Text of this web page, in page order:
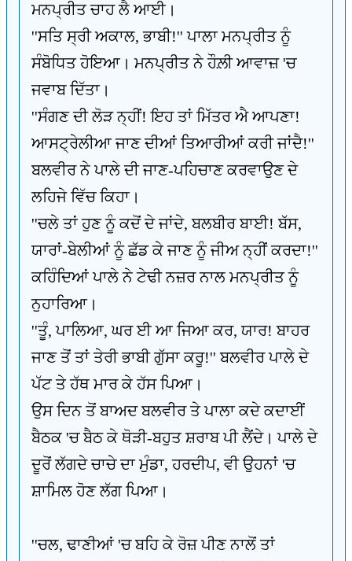
ਮਨਪ੍ਰੀਤ ਚਾਹ ਲੈ ਆਈ।
''ਸਤਿ ਸ੍ਰੀ ਅਕਾਲ, ਭਾਬੀ!'' ਪਾਲਾ ਮਨਪ੍ਰੀਤ ਨੂੰ
ਸੰਬੋਧਿਤ ਹੋਇਆ। ਮਨਪ੍ਰੀਤ ਨੇ ਹੌਲ਼ੀ ਆਵਾਜ਼ 'ਚ
ਜਵਾਬ ਦਿੱਤਾ।
''ਸੰਗਣ ਦੀ ਲੋੜ ਨ੍ਹੀਂ! ਇਹ ਤਾਂ ਮਿੱਤਰ ਐ ਆਪਣਾ!
ਆਸਟ੍ਰੇਲੀਆ ਜਾਣ ਦੀਆਂ ਤਿਆਰੀਆਂ ਕਰੀ ਜਾਂਦੈ!''
ਬਲਵੀਰ ਨੇ ਪਾਲੇ ਦੀ ਜਾਣ-ਪਹਿਚਾਣ ਕਰਵਾਉਣ ਦੇ
ਲਹਿਜੇ ਵਿੱਚ ਕਿਹਾ।
''ਚਲੇ ਤਾਂ ਹੁਣ ਨੂੰ ਕਦੋਂ ਦੇ ਜਾਂਦੇ, ਬਲਬੀਰ ਬਾਈ! ਬੱਸ,
ਯਾਰਾਂ-ਬੇਲੀਆਂ ਨੂੰ ਛੱਡ ਕੇ ਜਾਣ ਨੂੰ ਜੀਅ ਨ੍ਹੀਂ ਕਰਦਾ!''
ਕਹਿੰਦਿਆਂ ਪਾਲੇ ਨੇ ਟੇਢੀ ਨਜ਼ਰ ਨਾਲ ਮਨਪ੍ਰੀਤ ਨੂੰ
ਨੁਹਾਰਿਆ।
''ਤੂੰ, ਪਾਲਿਆ, ਘਰ ਈ ਆ ਜਿਆ ਕਰ, ਯਾਰ! ਬਾਹਰ
ਜਾਣ ਤੋਂ ਤਾਂ ਤੇਰੀ ਭਾਬੀ ਗੁੱਸਾ ਕਰੂ!'' ਬਲਵੀਰ ਪਾਲੇ ਦੇ
ਪੱਟ ਤੇ ਹੱਥ ਮਾਰ ਕੇ ਹੱਸ ਪਿਆ।
ਉਸ ਦਿਨ ਤੋਂ ਬਾਅਦ ਬਲਵੀਰ ਤੇ ਪਾਲਾ ਕਦੇ ਕਦਾਈਂ
ਬੈਠਕ 'ਚ ਬੈਠ ਕੇ ਥੋੜੀ-ਬਹੁਤ ਸ਼ਰਾਬ ਪੀ ਲੈਂਦੇ। ਪਾਲੇ ਦੇ
ਦੂਰੋਂ ਲੱਗਦੇ ਚਾਚੇ ਦਾ ਮੁੰਡਾ, ਹਰਦੀਪ, ਵੀ ਉਹਨਾਂ 'ਚ
ਸ਼ਾਮਿਲ ਹੋਣ ਲੱਗ ਪਿਆ।
''ਚਲ, ਢਾਣੀਆਂ 'ਚ ਬਹਿ ਕੇ ਰੋਜ਼ ਪੀਣ ਨਾਲੋਂ ਤਾਂ